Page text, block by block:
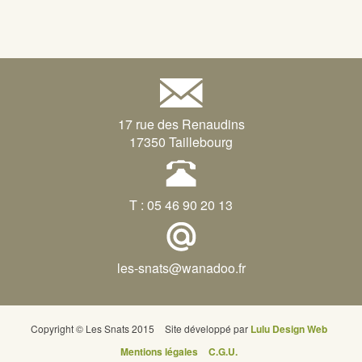
17 rue des Renaudins
17350 Taillebourg
T : 05 46 90 20 13
les-snats@wanadoo.fr
Copyright © Les Snats 2015 Site développé par Lulu Design Web
Mentions légales
C.G.U.